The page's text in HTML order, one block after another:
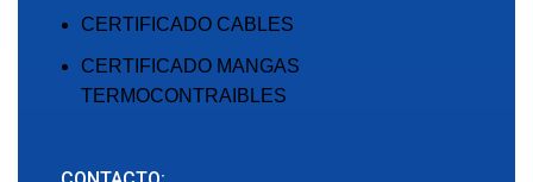
CERTIFICADO CABLES
CERTIFICADO MANGAS
TERMOCONTRAIBLES